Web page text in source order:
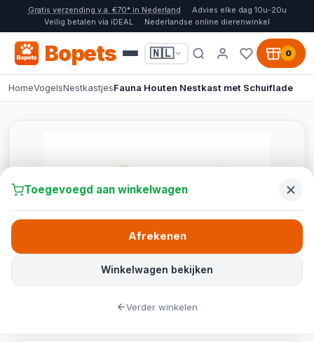
Gratis verzending v.a. €70* in Nederland
Advies elke dag 10u-20u
Veilig betalen via iDEAL
Nederlandse online dierenwinkel
Bopets 🇳🇱 0
HomeVogelsNestkastjesFauna Houten Nestkast met Schuiflade
Toegevoegd aan winkelwagen
Winkelwagen bekijken
Afrekenen
Verder winkelen